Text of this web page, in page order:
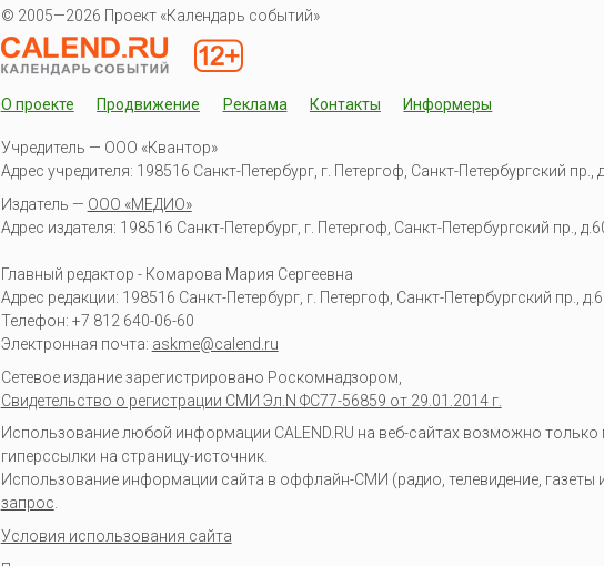
© 2005—2026 Проект «Календарь событий»
О проекте Продвижение Реклама Контакты Информеры
Учредитель — ООО «Квантор»
Адрес учредителя: 198516 Санкт-Петербург, г. Петергоф, Санкт-Петербургский
Издатель — ООО «МЕДИО»
Адрес издателя: 198516 Санкт-Петербург, г. Петергоф, Санкт-Петербургский пр.,
Главный редактор - Комарова Мария Сергеевна
Адрес редакции: 198516 Санкт-Петербург, г. Петергоф Санкт-Петербургский пр.,
Телефон: +7 812 640-06-60
Электронная почта: askme@calend.ru
Сетевое издание зарегистрировано Роскомнадзором,
Свидетельство о регистрации СМИ Эл.N ФС77-56859 от 29.01.2014 г.
Использование любой информации CALEND.RU на веб-сайтах возможно
гиперссылки на страницу-источник.
Использование информации сайта в оффлайн-СМИ (радио, телевидение, газеты и
запрос.
Условия использования сайта